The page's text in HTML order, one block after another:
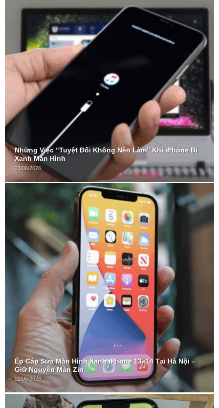
Những Việc “Tuyệt Đối Không Nên Làm” Khi iPhone Bị
Xanh Màn Hình
23/06/2026
Ép Cáp Sửa Màn Hình Xanh iPhone 13, 14 Tại Hà Nội –
Giữ Nguyên Màn Zin
22/06/2026